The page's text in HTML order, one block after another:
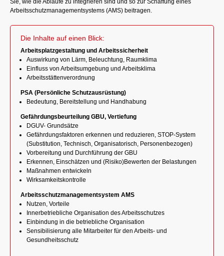
Sie, wie die Abläufe zu integrieren sind und so zur Schaffung eines
Arbeitsschutzmanagementsystems (AMS) beitragen.
Die Inhalte auf einen Blick:
Arbeitsplatzgestaltung und Arbeitssicherheit
Auswirkung von Lärm, Beleuchtung, Raumklima
Einfluss von Arbeitsumgebung und Arbeitsklima
Arbeitsstättenverordnung
PSA (Persönliche Schutzausrüstung)
Bedeutung, Bereitstellung und Handhabung
Gefährdungsbeurteilung GBU, Vertiefung
DGUV- Grundsätze
Gefährdungsfaktoren erkennen und reduzieren, STOP-System
(Substitution, Technisch, Organisatorisch, Personenbezogen)
Vorbereitung und Durchführung der GBU
Erkennen, Einschätzen und (Risiko)Bewerten der Belastungen
Maßnahmen entwickeln
Wirksamkeitskontrolle
Arbeitsschutzmanagementsystem AMS
Nutzen, Vorteile
Innerbetriebliche Organisation des Arbeitsschutzes
Einbindung in die betriebliche Organisation
Sensibilisierung alle Mitarbeiter für den Arbeits- und
Gesundheitsschutz